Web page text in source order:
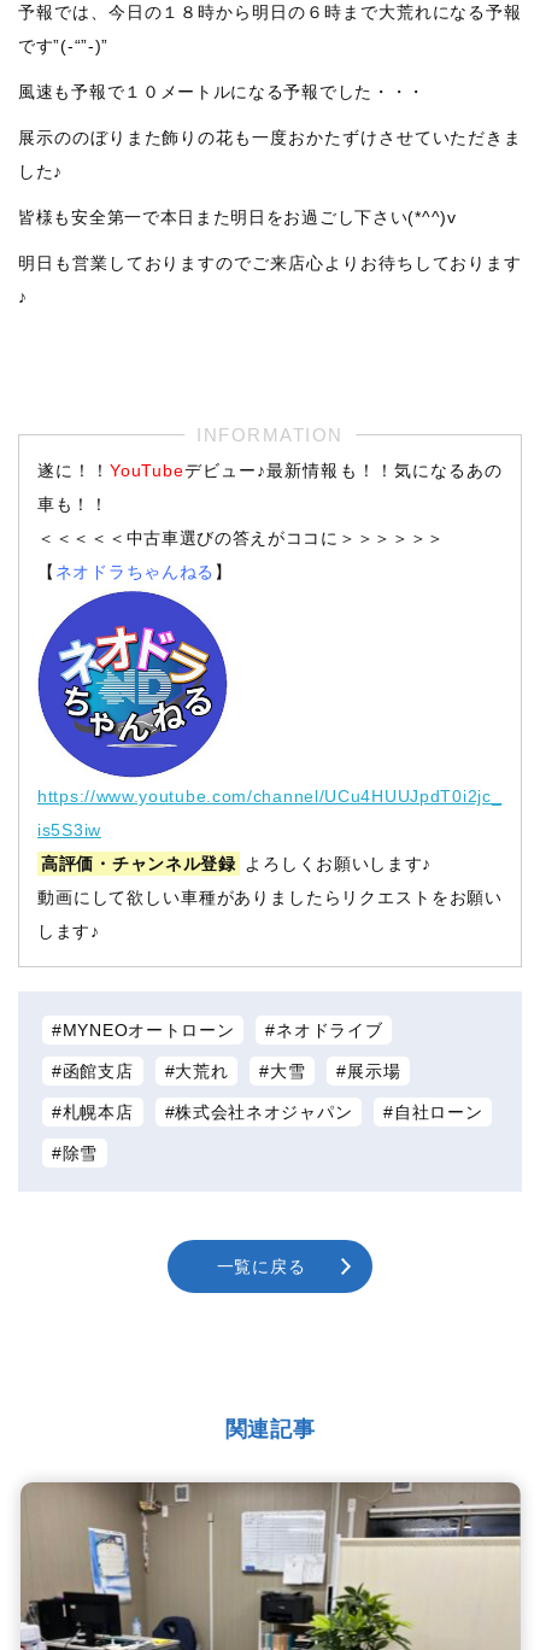
予報では、今日の１８時から明日の６時まで大荒れになる予報
です”(-“”-)”
風速も予報で１０メートルになる予報でした・・・
展示ののぼりまた飾りの花も一度おかたずけさせていただきま
した♪
皆様も安全第一で本日また明日をお過ごし下さい(*^^)v
明日も営業しておりますのでご来店心よりお待ちしております
♪
遂に！！YouTubeデビュー♪最新情報も！！気になるあの
車も！！
＜＜＜＜＜中古車選びの答えがココに＞＞＞＞＞＞
【 ネオドラちゃんねる 】
https://www.youtube.com/channel/UCu4HUUJpdT0i2jc_
is5S3iw
高評価・チャンネル登録
よろしくお願いします♪
動画にして欲しい車種がありましたらリクエストをお願い
します♪
MYNEOオートローン ネオドライブ
函館支店 大荒れ 大雪 展示場
札幌本店 株式会社ネオジャパン 自社ローン
除雪
一覧に戻る
関連記事